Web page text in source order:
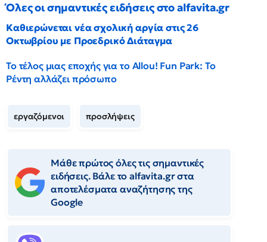
Όλες οι σημαντικές ειδήσεις στο alfavita.gr
Καθιερώνεται νέα σχολική αργία στις 26
Οκτωβρίου με Προεδρικό Διάταγμα
Το τέλος μιας εποχής για το Allou! Fun Park: Το
Ρέντη αλλάζει πρόσωπο
εργαζόμενοι προσλήψεις
Μάθε πρώτος όλες τις σημαντικές
ειδήσεις. Βάλε το alfavita.gr στα
αποτελέσματα αναζήτησης της
Google